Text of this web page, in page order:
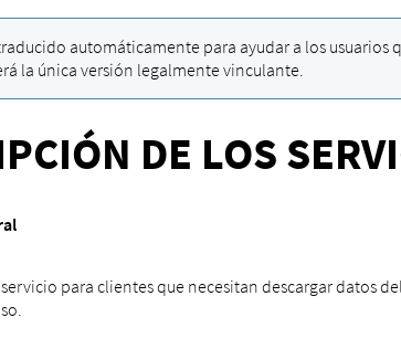
automáticamente para ayudar a los
la única versión legalmente vinculante.
DE LOS
para clientes que necesitan descargar datos